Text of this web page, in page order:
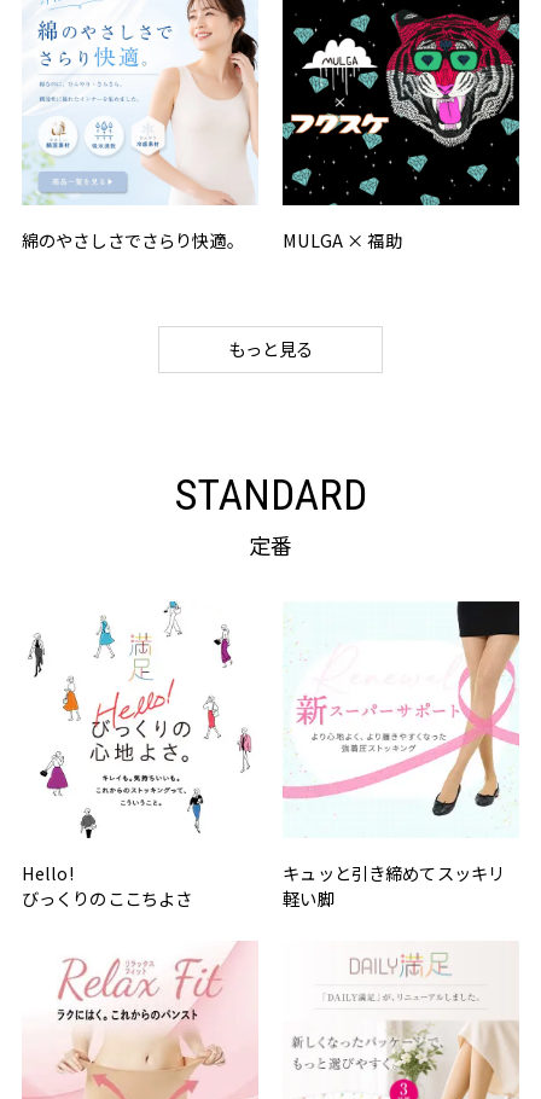
綿のやさしさでさらり快適。 MULGA × 福助
もっと見る
STANDARD
定番
Hello!
びっくりのここちよさ
キュッと引き締めてスッキリ
軽い脚